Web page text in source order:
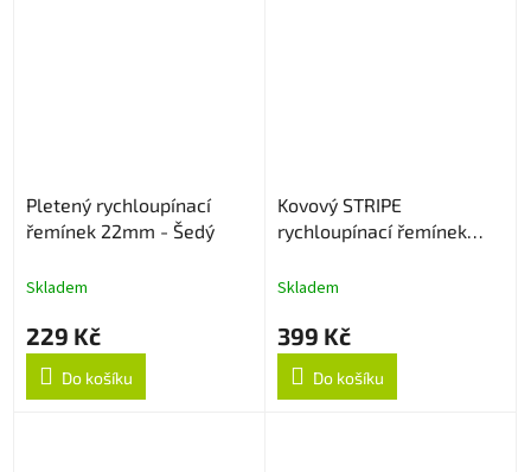
Pletený rychloupínací
řemínek 22mm - Šedý
Skladem
229 Kč
Do košíku
Kovový STRIPE
rychloupínací řemínek
Skladem
399 Kč
Do košíku